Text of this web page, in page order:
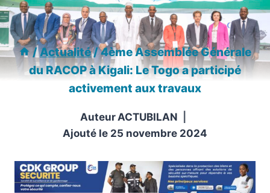
/Actualité/4ème Assemblée Générale
du RACOP à Kigali: Le Togo a participé
activement aux travaux
Auteur ACTUBILAN
Ajouté le 25 novembre 2024